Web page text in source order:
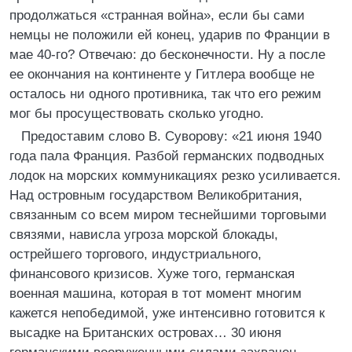
продолжаться «странная война», если бы сами
немцы не положили ей конец, ударив по Франции в
мае 40-го? Отвечаю: до бесконечности. Ну а после
ее окончания на континенте у Гитлера вообще не
осталось ни одного противника, так что его режим
мог бы просуществовать сколько угодно.
Предоставим слово В. Суворову: «21 июня 1940
года пала Франция. Разбой германских подводных
лодок на морских коммуникациях резко усиливается.
Над островным государством Великобритания,
связанным со всем миром теснейшими торговыми
связями, нависла угроза морской блокады,
острейшего торгового, индустриального,
финансового кризисов. Хуже того, германская
военная машина, которая в тот момент многим
кажется непобедимой, уже интенсивно готовится к
высадке на Британских островах… 30 июня